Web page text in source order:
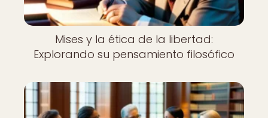
Mises y la ética de la libertad:
Explorando su pensamiento filosófico